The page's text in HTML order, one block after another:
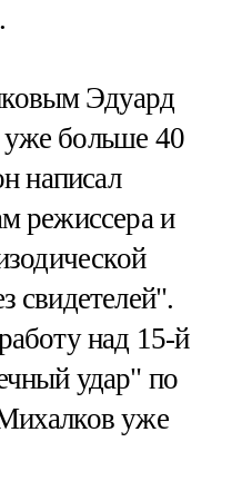
Эдуард
больше 40
написал
режиссера и
свидетелей".
над 15-й
удар" по
уже